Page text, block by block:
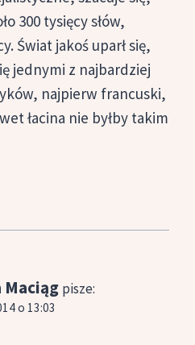
300 tysięcy słów,
Świat jakoś uparł się,
jednymi z najbardziej
najpierw francuski,
łacina nie byłby takim
Maciąg pisze:
o 13:03